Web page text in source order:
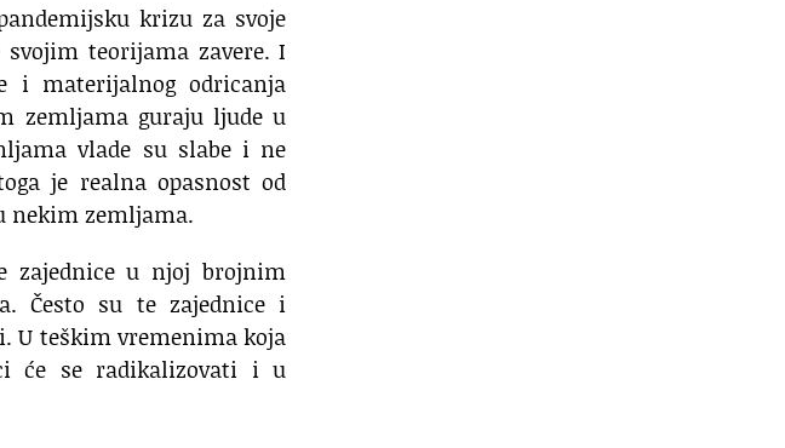
krizu za svoje
teorijama zavere. I
i materijalnog odricanja
zemljama guraju ljude u
vlade su slabe i ne
je realna opasnost od
nekim zemljama.
zajednice u njoj brojnim
Često su te zajednice i
U teškim vremenima koja
će se radikalizovati i u